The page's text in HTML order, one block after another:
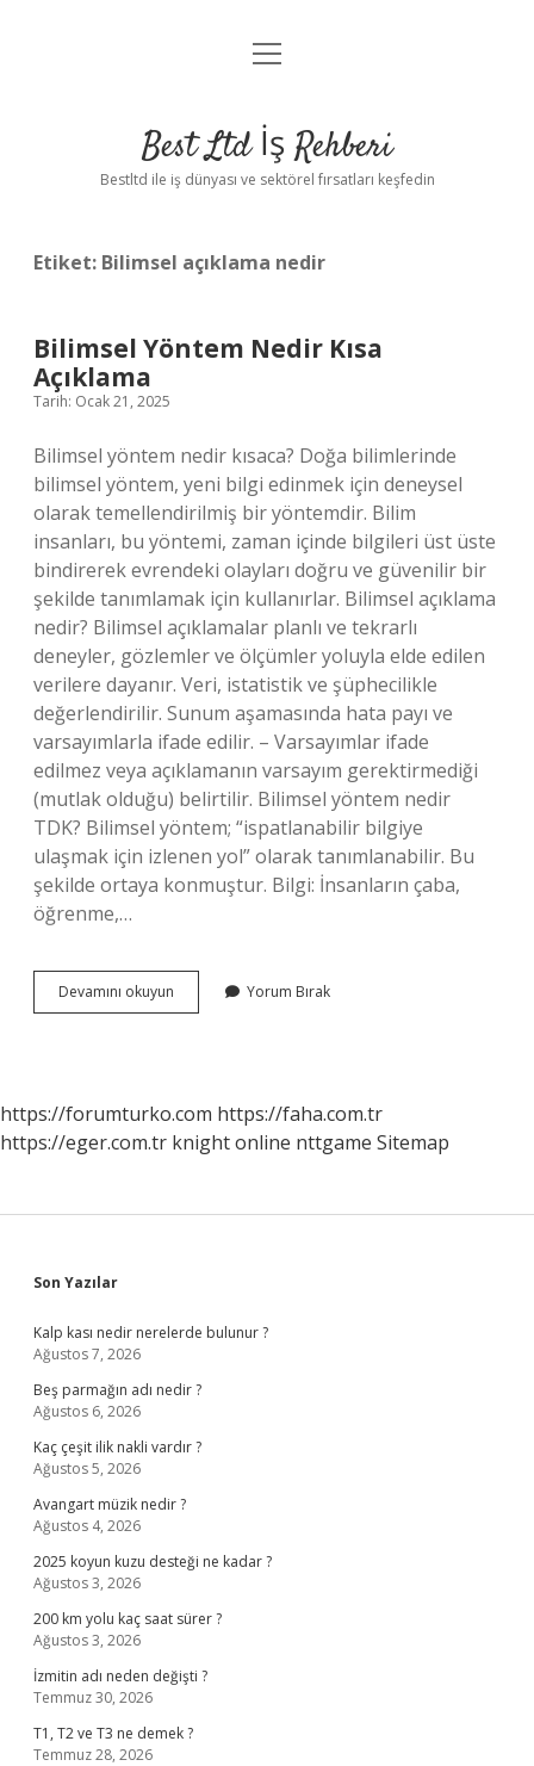
Anasayfa
Yasal Uyarı
menüyü
Best Ltd İş Rehberi
Bestltd ile iş dünyası ve sektörel fırsatları keşfedin
Etiket: Bilimsel açıklama nedir
Bilimsel Yöntem Nedir Kısa
Açıklama
Tarih: Ocak 21, 2025
Bilimsel yöntem nedir kısaca? Doğa bilimlerinde
bilimsel yöntem, yeni bilgi edinmek için deneysel
olarak temellendirilmiş bir yöntemdir. Bilim
insanları, bu yöntemi, zaman içinde bilgileri üst üste
bindirerek evrendeki olayları doğru ve güvenilir bir
şekilde tanımlamak için kullanırlar. Bilimsel açıklama
nedir? Bilimsel açıklamalar planlı ve tekrarlı
deneyler, gözlemler ve ölçümler yoluyla elde edilen
verilere dayanır. Veri, istatistik ve şüphecilikle
değerlendirilir. Sunum aşamasında hata payı ve
varsayımlarla ifade edilir. – Varsayımlar ifade
edilmez veya açıklamanın varsayım gerektirmediği
(mutlak olduğu) belirtilir. Bilimsel yöntem nedir
TDK? Bilimsel yöntem; “ispatlanabilir bilgiye
ulaşmak için izlenen yol” olarak tanımlanabilir. Bu
şekilde ortaya konmuştur. Bilgi: İnsanların çaba,
öğrenme,…
Devamını okuyun
Yöntem
Yorum Bırak
https://forumturko.com https://faha.com.tr
https://eger.com.tr knight online nttgame Sitemap
Sidebar
Son Yazılar
Kalp kası nedir nerelerde bulunur ?
Ağustos 7, 2026
Beş parmağın adı nedir ?
Ağustos 6, 2026
Kaç çeşit ilik nakli vardır ?
Ağustos 5, 2026
Avangart müzik nedir ?
Ağustos 4, 2026
2025 koyun kuzu desteği ne kadar ?
Ağustos 3, 2026
200 km yolu kaç saat sürer ?
Ağustos 3, 2026
İzmitin adı neden değişti ?
Temmuz 30, 2026
T1, T2 ve T3 ne demek ?
Temmuz 28, 2026